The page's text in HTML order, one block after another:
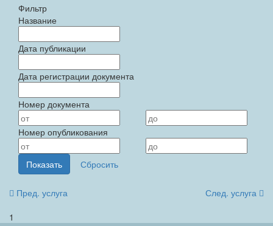
Фильтр
Название
Дата публикации
Дата регистрации документа
Номер документа
Номер опубликования
След. услуга
Пред. услуга
1